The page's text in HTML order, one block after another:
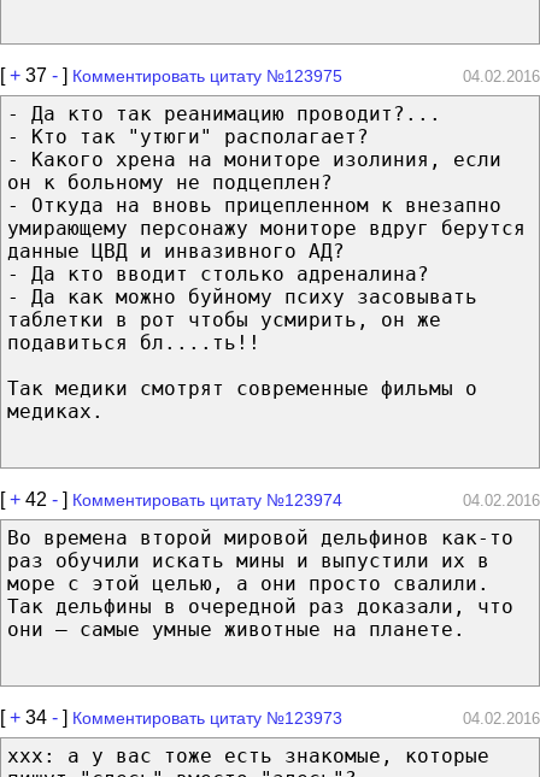
[+ 37 - ] Комментировать цитату №123975 04.02.2016
- Да кто так реанимацию проводит?...
- Кто так "утюги" располагает?
- Какого хрена на мониторе изолиния, если
он к больному не подцеплен?
- Откуда на вновь прицепленном к внезапно
умирающему персонажу мониторе вдруг берутся
данные ЦВД и инвазивного АД?
- Да кто вводит столько адреналина?
- Да как можно буйному психу засовывать
таблетки в рот чтобы усмирить, он же
подавиться бл....ть!!
Так медики смотрят современные фильмы о
медиках.
[+ 42 - ] Комментировать цитату №123974 04.02.2016
Во времена второй мировой дельфинов как-то
раз обучили искать мины и выпустили их в
море с этой целью, а они просто свалили.
Так дельфины в очередной раз доказали, что
они — самые умные животные на планете.
[+ 34 - ] Комментировать цитату №123973 04.02.2016
xxx: а у вас тоже есть знакомые, которые